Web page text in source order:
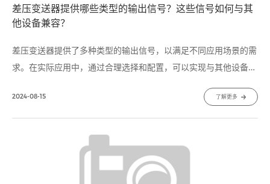
差压变送器提供哪些类型的输出信号？这些信号如何与其
他设备兼容？
差压变送器提供了多种类型的输出信号，以满足不同应用场景的需
求。在实际应用中，通过合理选择和配置，可以实现与其他设备的
2024-08-15 了解更多